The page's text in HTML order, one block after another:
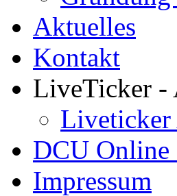
Aktuelles
Kontakt
LiveTicker -
DCU Online
Impressum